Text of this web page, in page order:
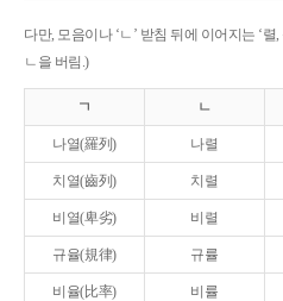
다만, 모음이나 ‘ㄴ’ 받침 뒤에 이어지는 ‘렬
ㄴ을 버림.)
ㄱ ㄴ
나열(羅列) 나렬
치열(齒列) 치렬
비열(卑劣) 비렬
규율(規律) 규률
비율(比率) 비률